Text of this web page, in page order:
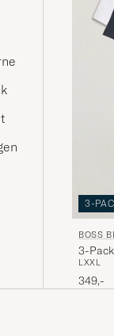
3-
BOSS
3-
L XXL
349,-